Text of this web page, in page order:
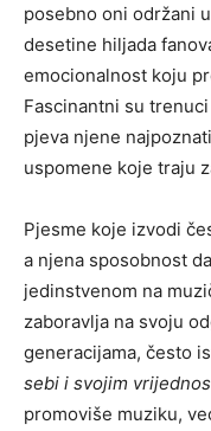
posebno oni održani u
desetine hiljada
emocionalnost koju
Fascinantni su
pjeva njene
uspomene koje traju
Pjesme koje izvodi
a njena sposobnost
jedinstvenom na
zaboravlja na svoju
generacijama, često
sebi i svojim
promoviše muziku,